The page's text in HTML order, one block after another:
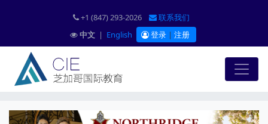
+1 (847) 293-2026
联系我们
中文 | English 登录 | 注册